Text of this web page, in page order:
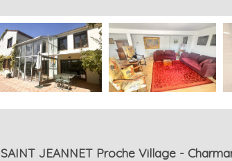
SAINT JEANNET Proche Village -